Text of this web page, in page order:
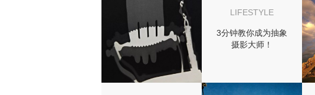
LIFESTYLE
3分钟教你成为抽象
摄影大师！